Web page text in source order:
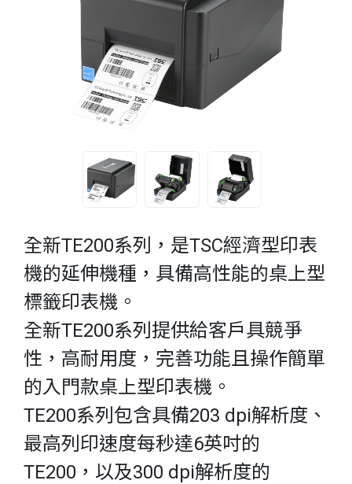
全新TE200系列，是TSC經濟型印表
機的延伸機種，具備高性能的桌上型
標籤印表機。
全新TE200系列提供給客戶具競爭
性，高耐用度，完善功能且操作簡單
的入門款桌上型印表機。
TE200系列包含具備203 dpi解析度、
最高列印速度每秒達6英吋的
TE200，以及300 dpi解析度的